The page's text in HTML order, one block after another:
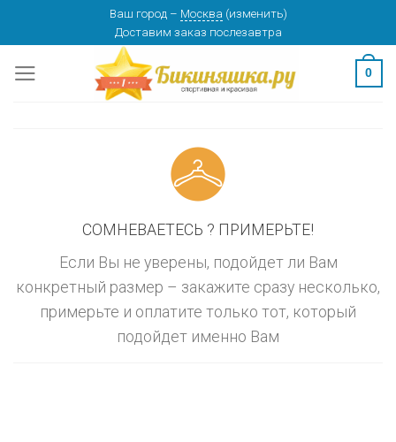
content
Ваш город – Москва (изменить)
Доставим заказ послезавтра
0
СОМНЕВАЕТЕСЬ ? ПРИМЕРЬТЕ!
Если Вы не уверены, подойдет ли Вам
конкретный размер – закажите сразу несколько,
примерьте и оплатите только тот, который
подойдет именно Вам
изменить